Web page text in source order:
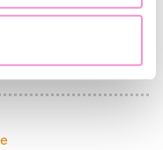
gedachten